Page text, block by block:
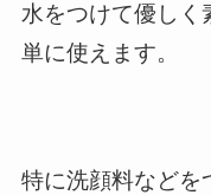
水をつけて優しく
単に使えます。
特に洗顔料などを